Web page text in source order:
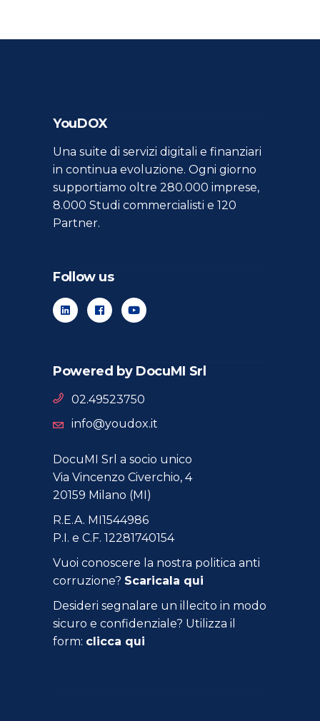
YouDOX
Una suite di servizi digitali e finanziari
in continua evoluzione. Ogni giorno
supportiamo oltre 280.000 imprese,
8.000 Studi commercialisti e 120
Partner.
Follow us
Powered by DocuMI Srl
02.49523750
info@youdox.it
DocuMI Srl a socio unico
Via Vincenzo Civerchio, 4
20159 Milano (MI)
R.E.A. MI1544986
P.I. e C.F. 12281740154
Vuoi conoscere la nostra politica anti
corruzione? Scaricala qui
Desideri segnalare un illecito in modo
sicuro e confidenziale? Utilizza il
form: clicca qui